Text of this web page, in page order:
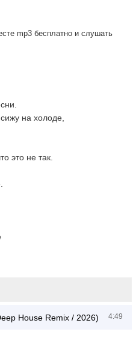
mp3 бесплатно и слушать
на холоде,
это не так.
House Remix / 2026) 4:49